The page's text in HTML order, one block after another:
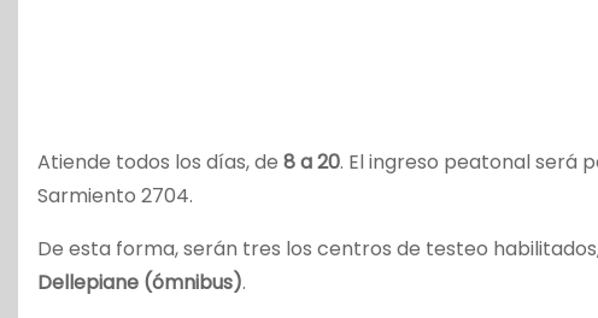
Atiende todos los días, de 8 a 20. El ingreso peatonal será
Sarmiento 2704.
De esta forma, serán tres los centros de testeo
Dellepiane (ómnibus).